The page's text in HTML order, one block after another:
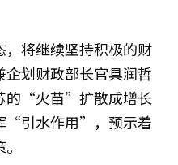
将继续坚持积极的财
划财政部长官具润哲
的“火苗”扩散成增长
“引水作用”，预示着